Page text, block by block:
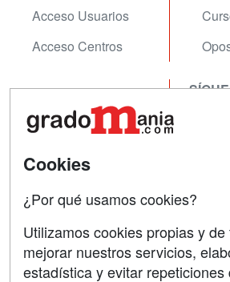
Acceso Usuarios
Acceso Centros
Contactar
Confidencialidad
Aviso legal
Grupo formazion:
Cookies
¿Por qué usamos cookies?
Utilizamos cookies propias y
mejorar nuestros servicios,
estadística y evitar repeticiones